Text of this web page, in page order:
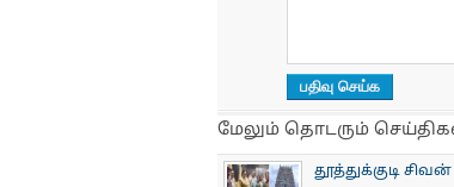
மேலும் தொடரும்
தூத்துக்குடி